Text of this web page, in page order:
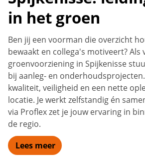
in het groen
Ben jij een voorman die overzicht
bewaakt en collega's motiveert? Als
groenvoorziening in Spijkenisse
bij aanleg- en
kwaliteit, veiligheid en een nette
locatie. Je werkt zelfstandig én
via Proflex zet je jouw ervaring in
de regio.
Lees meer